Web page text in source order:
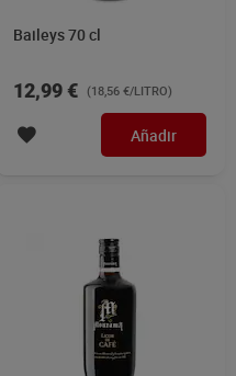
Baileys 70 cl
12,99 € (18,56 €/LITRO)
Añadir